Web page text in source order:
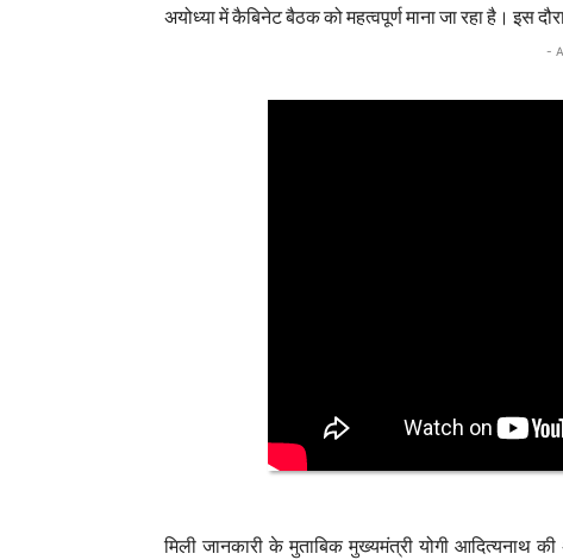
अयोध्या में कैबिनेट बैठक को महत्वपूर्ण माना जा रहा है। इस
-
मिली जानकारी के मुताबिक मुख्यमंत्री योगी आदित्यनाथ